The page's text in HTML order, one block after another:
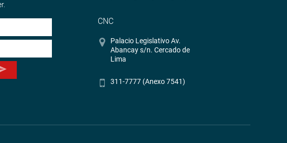
CNC
Palacio Legislativo Av.
Abancay s/n. Cercado de
Lima
311-7777 (Anexo 7541)